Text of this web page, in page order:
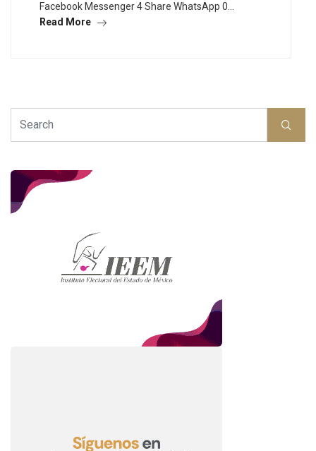
Facebook Messenger 4 Share WhatsApp 0…
Read More